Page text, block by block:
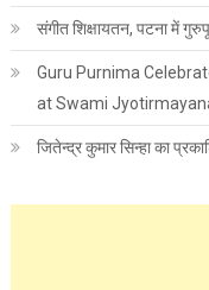
संगीत शिक्षायतन, पटना में
Guru Purnima
at Swami
जितेन्द्र कुमार सिन्हा का